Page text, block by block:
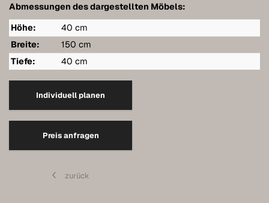
Abmessungen des dargestellten Möbels:
Höhe:
40 cm
Breite:
150 cm
Tiefe:
40 cm
Individuell planen
Preis anfragen
zurück
Shelving
Sideboards
Wall cabinets
Quality of our furniture
Care